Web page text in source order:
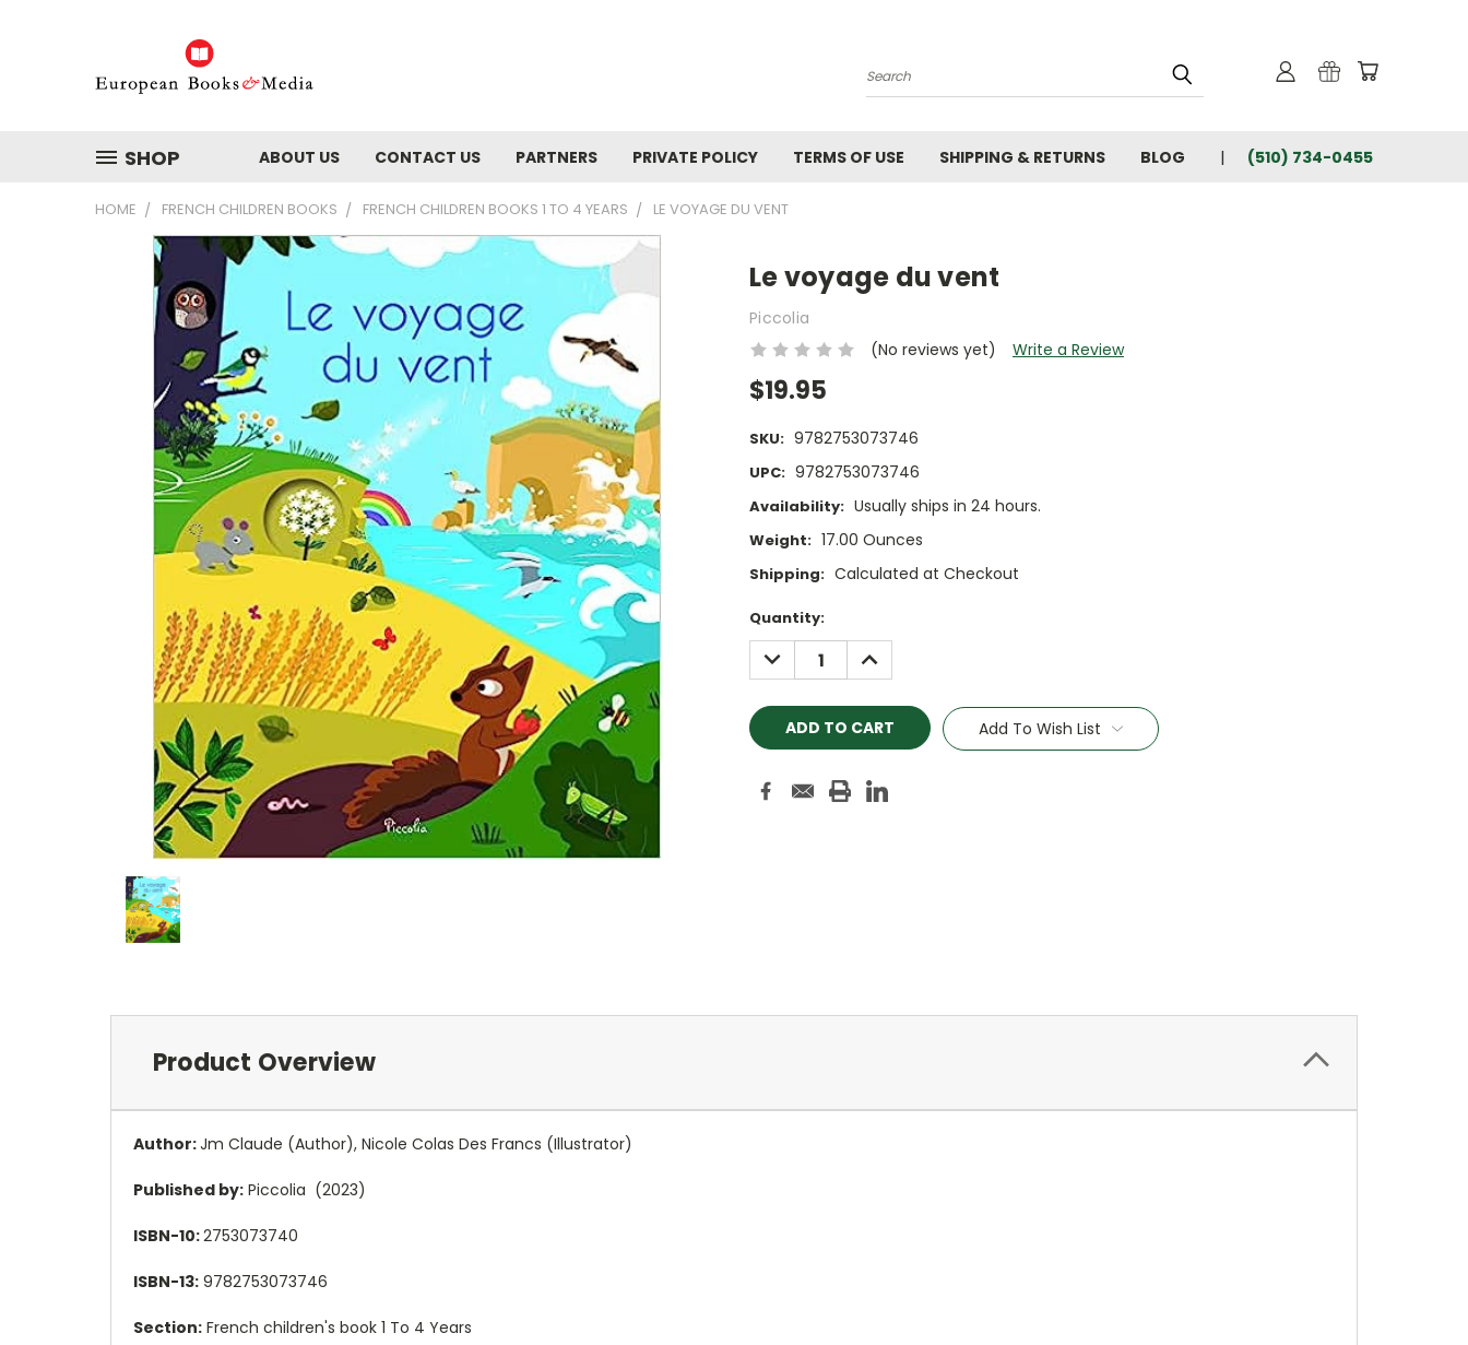
Search
SHOP ABOUT US CONTACT US PARTNERS PRIVATE POLICY TERMS OF USE SHIPPING & RETURNS BLOG (510) 734-0455
HOME FRENCH CHILDREN BOOKS FRENCH CHILDREN BOOKS 1 TO 4 YEARS LE VOYAGE DU VENT
Le voyage du vent
Piccolia
(No reviews yet)
Write a Review
$19.95
SKU: 9782753073746
UPC: 9782753073746
Availability: Usually ships in 24 hours.
Weight: 17.00 Ounces
Shipping: Calculated at Checkout
Current
Stock:
Quantity:
DECREASE
QUANTITY:
INCREASE
QUANTITY:
Add To Wish List
Product Overview
Author:Jm Claude (Author), Nicole Colas Des Francs (Illustrator)
Published by: Piccolia (2023)
ISBN-10:2753073740
ISBN-13: 9782753073746
Section: French children's book 1 To 4 Years